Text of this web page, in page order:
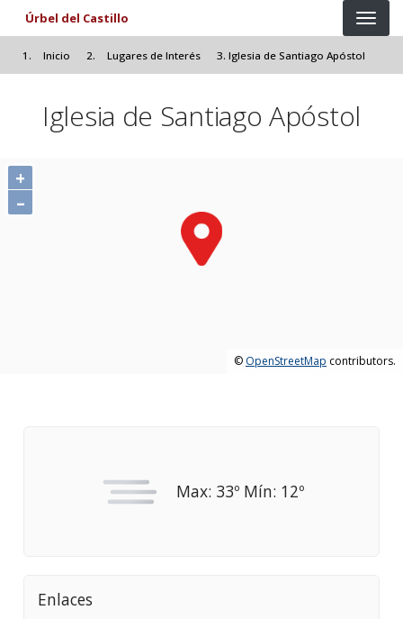
Pasar al contenido principal
Úrbel del Castillo
Inicio Lugares de Interés Iglesia de Santiago Apóstol
Iglesia de Santiago Apóstol
+
–
© OpenStreetMap contributors.
Max: 33º Mín: 12º
Enlaces